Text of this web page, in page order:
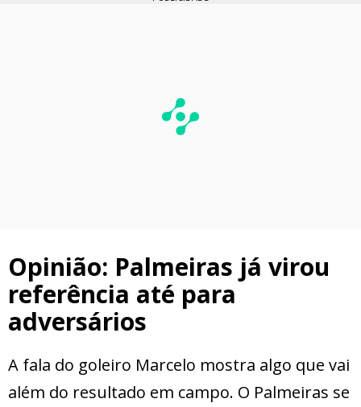
Opinião: Palmeiras já virou
referência até para
adversários
A fala do goleiro Marcelo mostra algo que vai
além do resultado em campo. O Palmeiras se